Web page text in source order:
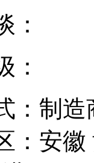
：
：
：制造
：安